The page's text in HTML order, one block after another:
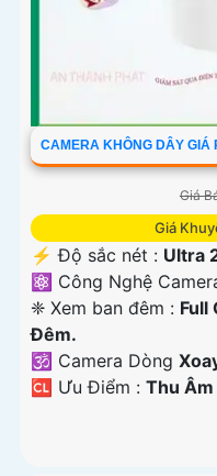
CAMERA KHÔNG DÂY GIÁ
Giá
Giá
️⚡ Độ sắc nét : Ultra
⚛️ Công Nghệ
❈ Xem ban đêm : Full
Ðêm.
🕉️ Camera Dòng
️🆑 Ưu Điểm : Thu Âm